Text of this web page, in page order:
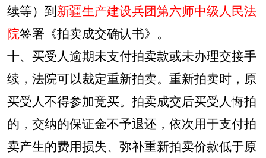
续等）到新疆生产建设兵团第六师中级人民法
院签署《拍卖成交确认书》。
十、买受人逾期未支付拍卖款或未办理交接手
续，法院可以裁定重新拍卖。重新拍卖时，原
买受人不得参加竞买。拍卖成交后买受人悔拍
的，交纳的保证金不予退还，依次用于支付拍
卖产生的费用损失、弥补重新拍卖价款低于原